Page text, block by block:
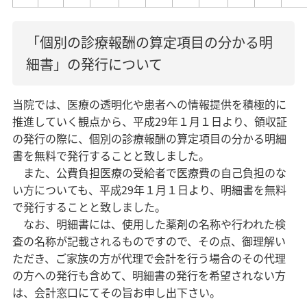
「個別の診療報酬の算定項目の分かる明
細書」の発行について
当院では、医療の透明化や患者への情報提供を積極的に
推進していく観点から、平成29年１月１日より、領収証
の発行の際に、個別の診療報酬の算定項目の分かる明細
書を無料で発行することと致しました。
また、公費負担医療の受給者で医療費の自己負担のな
い方についても、平成29年１月１日より、明細書を無料
で発行することと致しました。
なお、明細書には、使用した薬剤の名称や行われた検
査の名称が記載されるものですので、その点、御理解い
ただき、ご家族の方が代理で会計を行う場合のその代理
の方への発行も含めて、明細書の発行を希望されない方
は、会計窓口にてその旨お申し出下さい。